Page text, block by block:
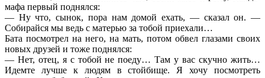
мафа первый поднялся:
— Ну что, сынок, пора нам домой ехать, — сказал он. —
Собирайся мы ведь с матерью за тобой приехали…
Бата посмотрел на него, на мать, потом обвел глазами своих
новых друзей и тоже поднялся:
— Нет, отец, я с тобой не поеду… Там у вас скучно жить…
Идемте лучше к людям в стойбище. Я хочу посмотреть